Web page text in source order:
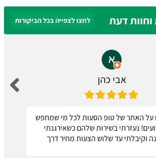
וחוות דעת לחצו לצפייה בכל הביקורות
אבי כהן
על האתר של טופ הסעות לכל מי שמחפש
נעזרתי בשירות שלהם כשאירגנתי
וקיבלתי עד שלוש הצעות מחיר דרך